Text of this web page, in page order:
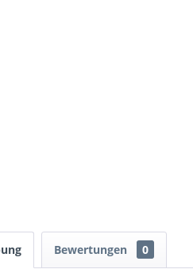
Bewertungen 0